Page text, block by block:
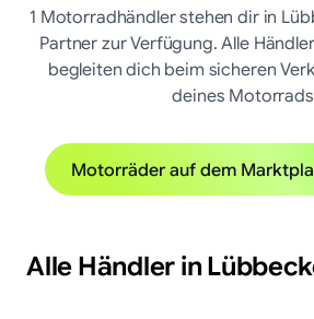
1 Motorradhändlerstehen dir in
Partner zur Verfügung. Alle
begleiten dich beim sicheren
deines
Motorräder auf dem
Alle Händler in